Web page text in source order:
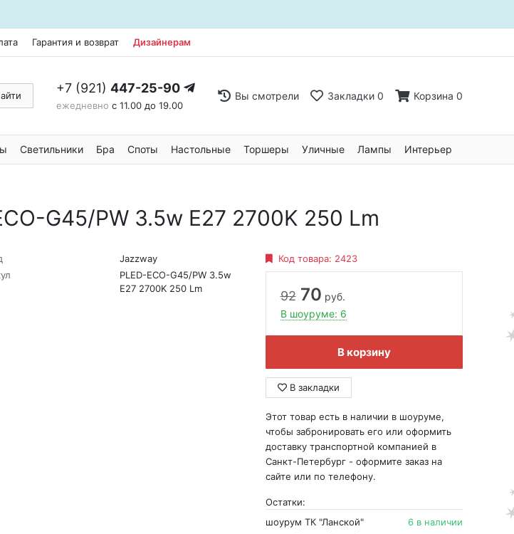
Гарантия и возврат Дизайнерам
+7 (921) 447-25-90
ежедневно с 11.00 до 19.00
Вы смотрели Закладки 0 Корзина 0
Светильники Бра Споты Настольные Торшеры Уличные Лампы Интерьер
G45/PW 3.5w E27 2700K 250 Lm
Jazzway
PLED-ECO-G45/PW 3.5w
E27 2700K 250 Lm
Код товара: 2423
92 70 руб.
В шоуруме: 6
В корзину
В закладки
Этот товар есть в наличии в шоуруме,
чтобы забронировать его или оформить
доставку транспортной компанией в
Санкт-Петербург - оформите заказ на
сайте или по телефону.
Остатки:
шоурум ТК "Ланской"
6 в наличии